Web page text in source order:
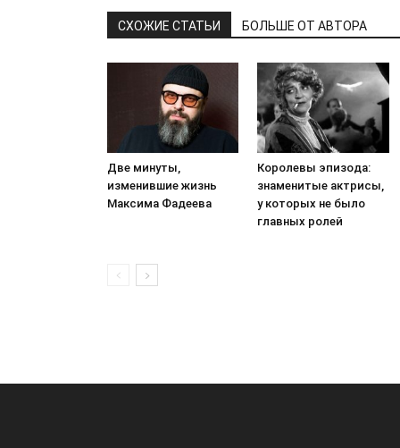
СХОЖИЕ СТАТЬИ БОЛЬШЕ ОТ АВТОРА
Две минуты,
изменившие жизнь
Максима Фадеева
Королевы эпизода:
знаменитые актрисы,
у которых не было
главных ролей